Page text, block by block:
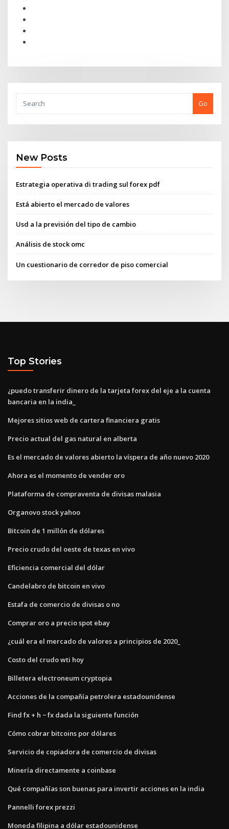
Go
New Posts
Estrategia operativa di trading sul forex pdf
Está abierto el mercado de valores
Usd a la previsión del tipo de cambio
Análisis de stock omc
Un cuestionario de corredor de piso comercial
Top Stories
¿puedo transferir dinero de la tarjeta forex del eje a la cuenta
bancaria en la india_
Mejores sitios web de cartera financiera gratis
Precio actual del gas natural en alberta
Es el mercado de valores abierto la víspera de año nuevo 2020
Ahora es el momento de vender oro
Plataforma de compraventa de divisas malasia
Organovo stock yahoo
Bitcoin de 1 millón de dólares
Precio crudo del oeste de texas en vivo
Eficiencia comercial del dólar
Candelabro de bitcoin en vivo
Estafa de comercio de divisas o no
Comprar oro a precio spot ebay
¿cuál era el mercado de valores a principios de 2020_
Costo del crudo wti hoy
Billetera electroneum cryptopia
Acciones de la compañía petrolera estadounidense
Find fx + h − fx dada la siguiente función
Cómo cobrar bitcoins por dólares
Servicio de copiadora de comercio de divisas
Minería directamente a coinbase
Qué compañías son buenas para invertir acciones en la india
Pannelli forex prezzi
Moneda filipina a dólar estadounidense